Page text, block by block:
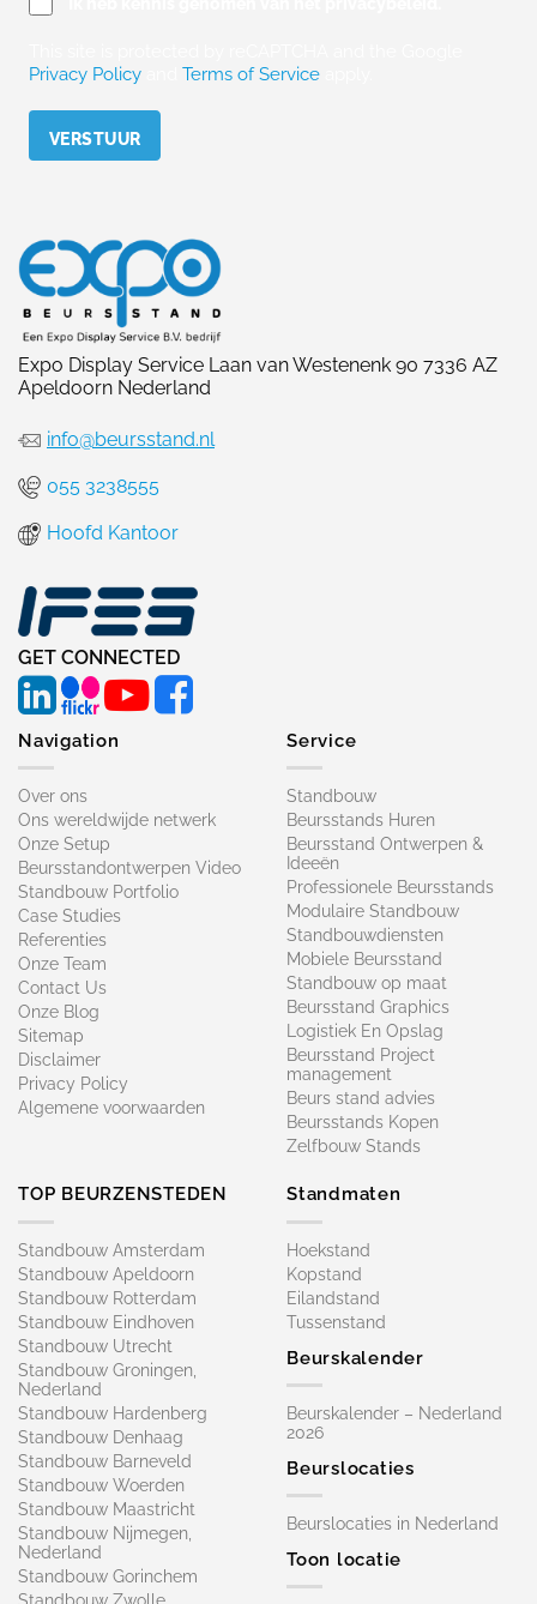
Privacy Policy
Terms of Service
Expo Display Service Laan van Westenenk 90 7336 AZ
Apeldoorn Nederland
info@beursstand.nl
055 3238555
Hoofd Kantoor
GET CONNECTED
Navigation
Over ons
Ons wereldwijde netwerk
Onze Setup
Beursstandontwerpen Video
Standbouw Portfolio
Case Studies
Referenties
Onze Team
Contact Us
Onze Blog
Sitemap
Disclaimer
Privacy Policy
Algemene voorwaarden
Service
Standbouw
Beursstands Huren
Beursstand Ontwerpen &
Ideeën
Professionele Beursstands
Modulaire Standbouw
Standbouwdiensten
Mobiele Beursstand
Standbouw op maat​
Beursstand Graphics
Logistiek En Opslag
Beursstand Project
management
Beurs stand advies
Beursstands Kopen
Zelfbouw Stands
TOP BEURZENSTEDEN
Standbouw Amsterdam
Standbouw Apeldoorn
Standbouw Rotterdam
Standbouw Eindhoven
Standbouw Utrecht
Standbouw Groningen,
Nederland
Standbouw Hardenberg
Standbouw Denhaag
Standbouw Barneveld
Standbouw Woerden
Standbouw Maastricht
Standbouw Nijmegen,
Nederland
Standbouw Gorinchem
Standbouw Zwolle
Standmaten
Hoekstand
Kopstand
Eilandstand
Tussenstand
Beurskalender
Beurskalender – Nederland
2026
Beurslocaties
Beurslocaties in Nederland
Toon locatie